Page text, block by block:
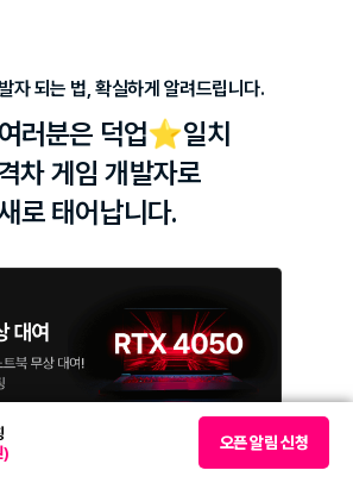
) 오픈 알림 신청
자 되는 법, 확실하게 알려드립니다.
러분은 덕업⭐️일치
차 게임 개발자로
로 태어납니다.